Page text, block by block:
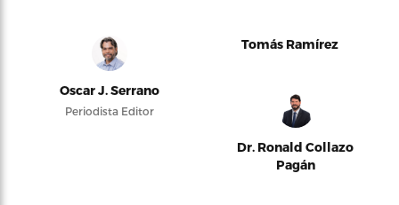
Oscar J. Serrano
Periodista Editor
Tomás Ramírez
Dr. Ronald Collazo
Pagán